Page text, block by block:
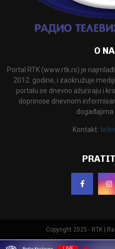
O
Portal RTK (www.rtk.rs) je
2012. godine, i zaokružuje
portalu se dnevno ažuriraju i
doprinose dnevnom
Kontakt:
Copyright 2025 - RTK |